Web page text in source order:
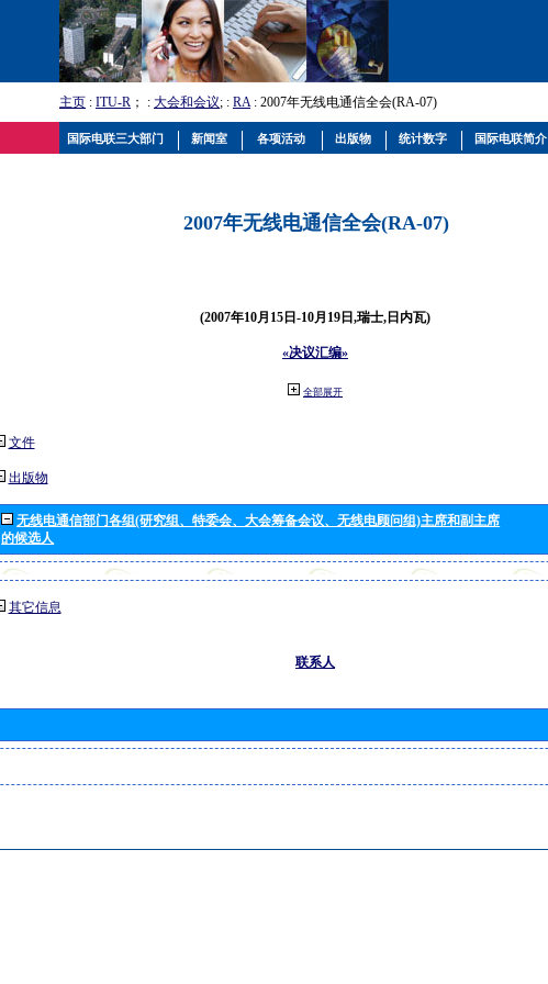
主页 : ITU-R ； : 大会和会议; : RA: 2007年无线电通信全会(RA-07)
2007年无线电通信全会(RA-07)
(2007年10月15日-10月19日,瑞士,日内瓦)
«决议汇编»
全部展开
文件
出版物
无线电通信部门各组(研究组、特委会、大会筹备会议、无线电顾问组)主席和副主席
的候选人
其它信息
联系人
国际电联三大部门 新闻室 各项活动 出版物 统计数字 国际电联简介